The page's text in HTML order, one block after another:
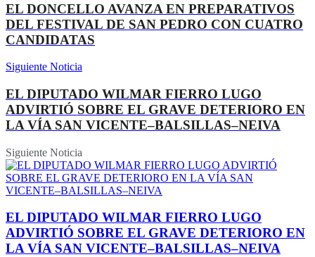
EL DONCELLO AVANZA EN PREPARATIVOS
DEL FESTIVAL DE SAN PEDRO CON CUATRO
CANDIDATAS
Siguiente Noticia
EL DIPUTADO WILMAR FIERRO LUGO
ADVIRTIÓ SOBRE EL GRAVE DETERIORO EN
LA VÍA SAN VICENTE–BALSILLAS–NEIVA
Siguiente Noticia
EL DIPUTADO WILMAR FIERRO LUGO
ADVIRTIÓ SOBRE EL GRAVE DETERIORO EN
LA VÍA SAN VICENTE–BALSILLAS–NEIVA